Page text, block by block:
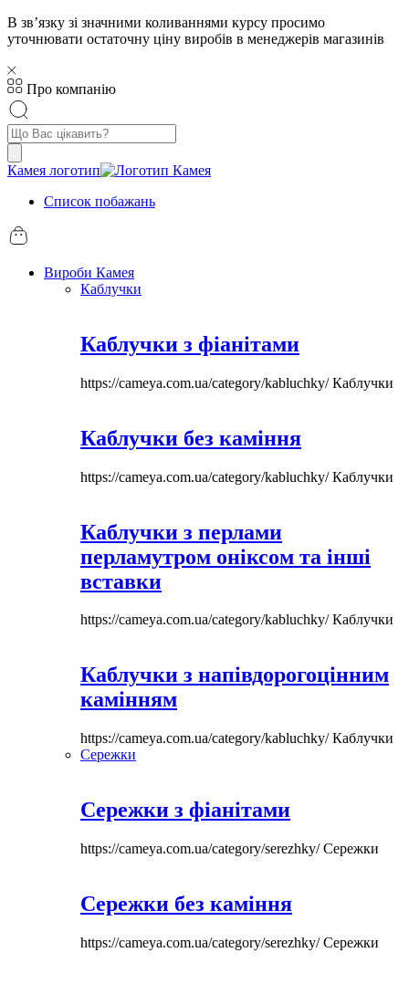
В звʼязку зі значними коливаннями курсу просимо
уточнювати остаточну ціну виробів в менеджерів магазинів
Про компанію
Пошук
товарів
Камея логотип
Список побажань
Вироби Камея
Каблучки
Каблучки з фіанітами
https://cameya.com.ua/category/kabluchky/Каблучки
Каблучки без каміння
https://cameya.com.ua/category/kabluchky/Каблучки
Каблучки з перлами
перламутром оніксом та інші
вставки
https://cameya.com.ua/category/kabluchky/Каблучки
Каблучки з напівдорогоцінним
камінням
https://cameya.com.ua/category/kabluchky/Каблучки
Сережки
Сережки з фіанітами
https://cameya.com.ua/category/serezhky/Сережки
Сережки без каміння
https://cameya.com.ua/category/serezhky/Сережки